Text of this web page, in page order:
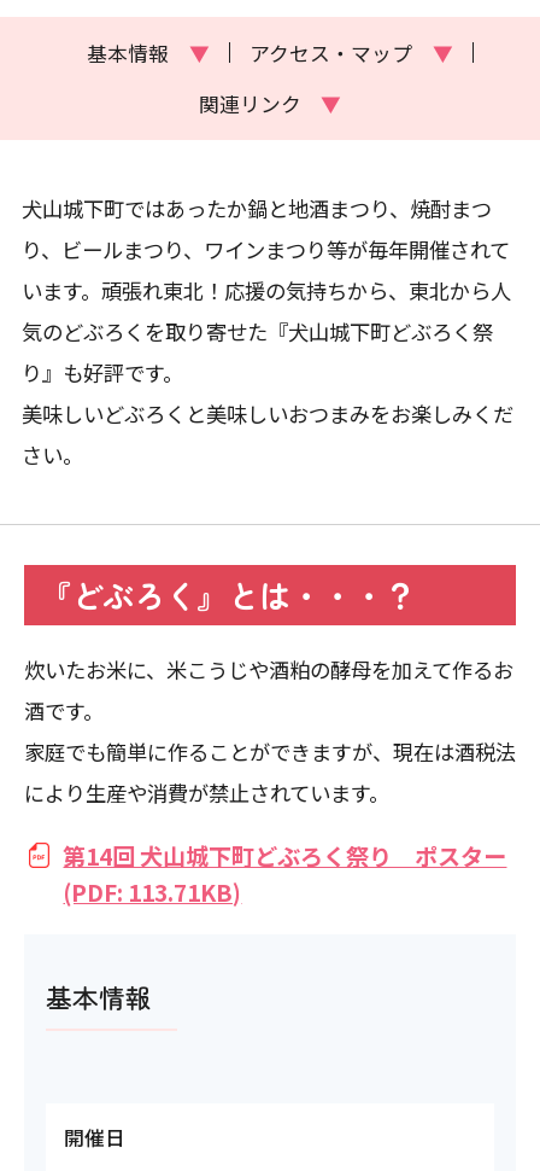
基本情報 ▼ アクセス・マップ
▼
関連リンク
▼
犬山城下町ではあったか鍋と地酒まつり、焼酎まつ
り、ビールまつり、ワインまつり等が毎年開催されて
います。頑張れ東北！応援の気持ちから、東北から人
気のどぶろくを取り寄せた『犬山城下町どぶろく祭
り』も好評です。
美味しいどぶろくと美味しいおつまみをお楽しみくだ
さい。
『どぶろく』とは・・・？
炊いたお米に、米こうじや酒粕の酵母を加えて作るお
酒です。
家庭でも簡単に作ることができますが、現在は酒税法
により生産や消費が禁止されています。
第14回 犬山城下町どぶろく祭り ポスター
(PDF: 113.71KB)
基本情報
開催日